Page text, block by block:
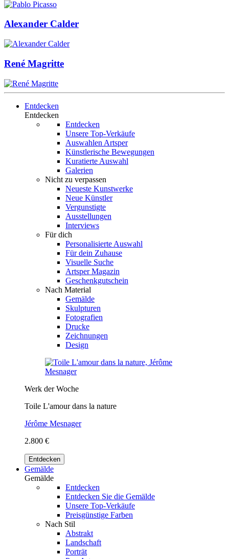
Alexander Calder
René Magritte
Entdecken
Entdecken
Entdecken
Unsere Top-Verkäufe
Auswahlen Artsper
Künstlerische Bewegungen
Kuratierte Auswahl
Galerien
Nicht zu verpassen
Neueste Kunstwerke
Neue Künstler
Vergunstigte
Ausstellungen
Interviews
Für dich
Personalisierte Auswahl
Für dein Zuhause
Visuelle Suche
Artsper Magazin
Geschenkgutschein
Nach Material
Gemälde
Skulpturen
Fotografien
Drucke
Zeichnungen
Design
Werk der Woche
Toile L'amour dans la nature
Jérôme Mesnager
2.800 €
Entdecken
Gemälde
Gemälde
Entdecken
Entdecken Sie die Gemälde
Unsere Top-Verkäufe
Preisgünstige Farben
Nach Stil
Abstrakt
Landschaft
Porträt